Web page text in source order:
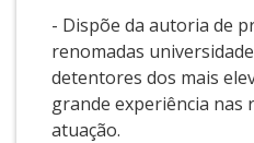
- Dispõe da autoria de
renomadas
detentores dos mais
grande experiência nas
atuação.